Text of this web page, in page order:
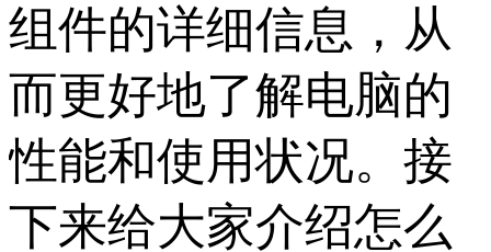
组件的详细信息，从
而更好地了解电脑的
性能和使用状况。接
下来给大家介绍怎么